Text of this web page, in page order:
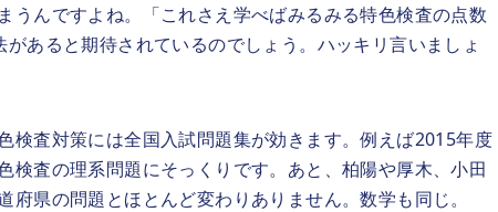
うんですよね。「これさえ学べばみるみる特色検査の点数
あると期待されているのでしょう。ハッキリ言いましょ
検査対策には全国入試問題集が効きます。例えば2015年度
検査の理系問題にそっくりです。あと、柏陽や厚木、小田
県の問題とほとんど変わりありません。数学も同じ。